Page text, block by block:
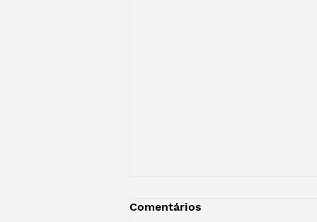
Perfume
Comentários